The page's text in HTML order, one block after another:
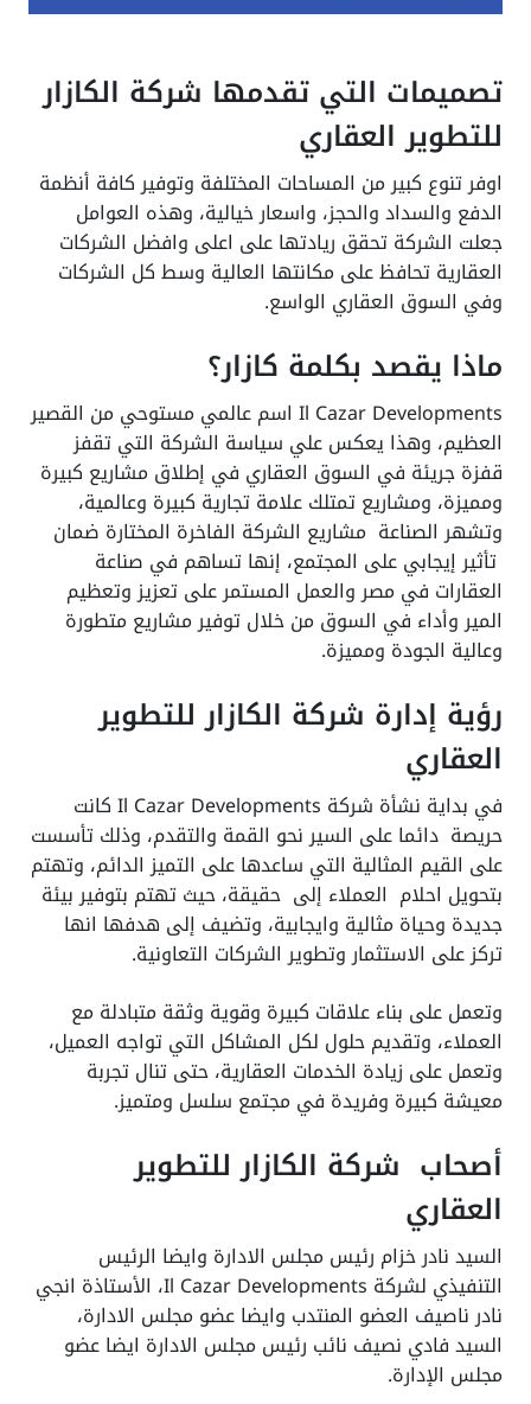
تصميمات التي تقدمها شركة الكازار
للتطوير العقاري
اوفر تنوع كبير من المساحات المختلفة وتوفير كافة أنظمة
الدفع والسداد والحجز، واسعار خيالية، وهذه العوامل
جعلت الشركة تحقق ريادتها على اعلى وافضل الشركات
العقارية تحافظ على مكانتها العالية وسط كل الشركات
وفي السوق العقاري الواسع.
ماذا يقصد بكلمة كازار؟
Il Cazar Developments اسم عالمي مستوحي من القصير
العظيم، وهذا يعكس علي سياسة الشركة التي تقفز
قفزة جريئة في السوق العقاري في إطلاق مشاريع كبيرة
ومميزة، ومشاريع تمتلك علامة تجارية كبيرة وعالمية،
وتشهر الصناعة مشاريع الشركة الفاخرة المختارة ضمان
تأثير إيجابي على المجتمع، إنها تساهم في صناعة
العقارات في مصر والعمل المستمر على تعزيز وتعظيم
المير وأداء في السوق من خلال توفير مشاريع متطورة
وعالية الجودة ومميزة.
رؤية إدارة شركة الكازار للتطوير
العقاري
في بداية نشأة شركة Il Cazar Developments كانت
حريصة دائما على السير نحو القمة والتقدم، وذلك تأسست
على القيم المثالية التي ساعدها على التميز الدائم، وتهتم
بتحويل احلام العملاء إلى حقيقة، حيث تهتم بتوفير بيئة
جديدة وحياة مثالية وايجابية، وتضيف إلى هدفها انها
تركز على الاستثمار وتطوير الشركات التعاونية.
وتعمل على بناء علاقات كبيرة وقوية وثقة متبادلة مع
العملاء، وتقديم حلول لكل المشاكل التي تواجه العميل،
وتعمل على زيادة الخدمات العقارية، حتى تنال تجربة
معيشة كبيرة وفريدة في مجتمع سلسل ومتميز.
أصحاب شركة الكازار للتطوير
العقاري
السيد نادر خزام رئيس مجلس الادارة وايضا الرئيس
التنفيذي لشركة Il Cazar Developments، الأستاذة انجي
نادر ناصيف العضو المنتدب وايضا عضو مجلس الادارة،
السيد فادي نصيف نائب رئيس مجلس الادارة ايضا عضو
مجلس الإدارة.